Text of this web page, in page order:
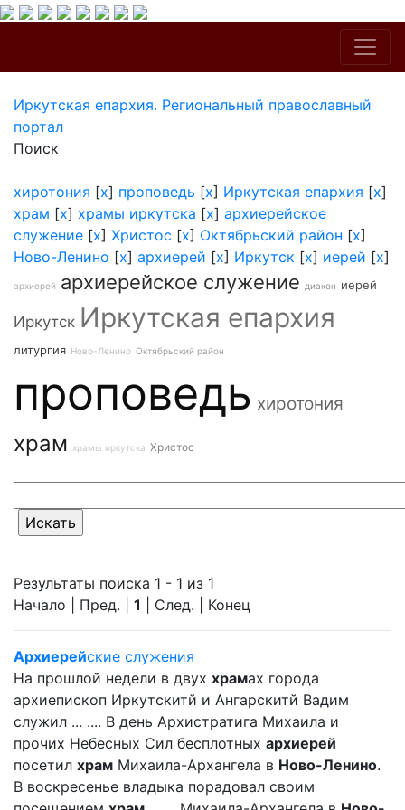
Иркутская епархия. Региональный православный
портал
Поиск
хиротония [x] проповедь [x] Иркутская епархия [x]
храм [x] храмы иркутска [x] архиерейское
служение [x] Христос [x] Октябрьский район [x]
Ново-Ленино [x] архиерей [x] Иркутск [x] иерей [x]
архиерей архиерейское служение диакон иерей
Иркутск Иркутская епархия
литургия Ново-Ленино Октябрьский район
проповедь хиротония
храм храмы иркутска Христос
Результаты поиска 1 - 1 из 1
Начало | Пред. | 1 | След. | Конец
Архиерейские служения
На прошлой недели в двух храмах города
архиепископ Иркутскитй и Ангарскитй Вадим
служил ... .... В день Архистратига Михаила и
прочих Небесных Сил бесплотных архиерей
посетил храм Михаила-Архангела в Ново-Ленино.
В воскресенье владыка порадовал своим